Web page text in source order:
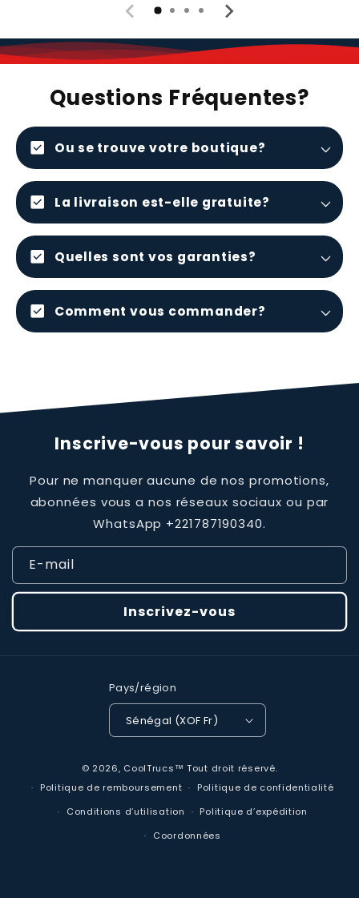
Questions Fréquentes?
check_box Ou se trouve votre boutique?
check_box La livraison est-elle gratuite?
check_box Quelles sont vos garanties?
check_box Comment vous commander?
Inscrive-vous pour savoir !
Pour ne manquer aucune de nos promotions,
abonnées vous a nos réseaux sociaux ou par
WhatsApp +221787190340.
E-mail
Inscrivez-vous
Pays/région
Sénégal (XOF Fr)
de
© 2026, CoolTrucs™ Tout droit réservé.
Politique de remboursement
Politique de confidentialité
Conditions d’utilisation
Politique d’expédition
Coordonnées